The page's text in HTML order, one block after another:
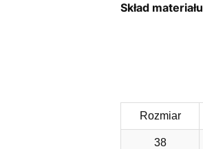
Skład materiału
Rozmiar
38